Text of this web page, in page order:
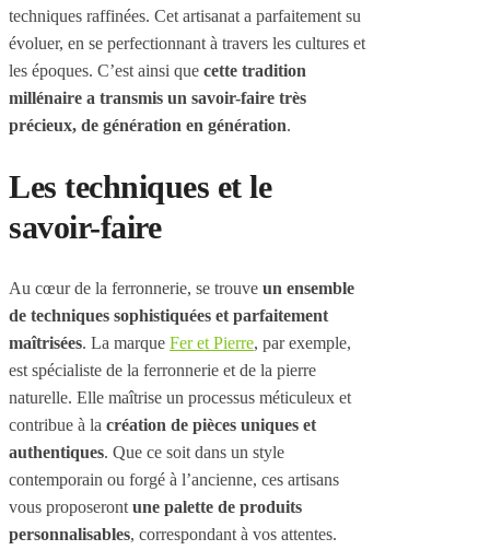
techniques raffinées. Cet artisanat a parfaitement su
évoluer, en se perfectionnant à travers les cultures et
les époques. C’est ainsi que cette tradition
millénaire a transmis un savoir-faire très
précieux, de génération en génération.
Les techniques et le
savoir-faire
Au cœur de la ferronnerie, se trouve un ensemble
de techniques sophistiquées et parfaitement
maîtrisées. La marque Fer et Pierre, par exemple,
est spécialiste de la ferronnerie et de la pierre
naturelle. Elle maîtrise un processus méticuleux et
contribue à la création de pièces uniques et
authentiques. Que ce soit dans un style
contemporain ou forgé à l’ancienne, ces artisans
vous proposeront une palette de produits
personnalisables, correspondant à vos attentes.